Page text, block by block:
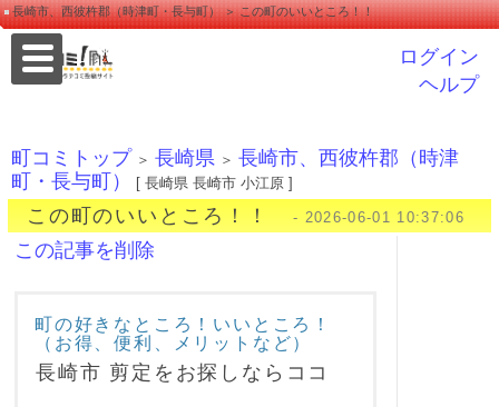
長崎市、西彼杵郡（時津町・長与町） ＞ この町のいいところ！！
ログイン
ヘルプ
町コミトップ ＞ 長崎県 ＞ 長崎市、西彼杵郡（時津
町・長与町）
[ 長崎県 長崎市 小江原 ]
この町のいいところ！！ - 2026-06-01 10:37:06
この記事を削除
町の好きなところ！いいところ！
（お得、便利、メリットなど）
長崎市 剪定をお探しならココ